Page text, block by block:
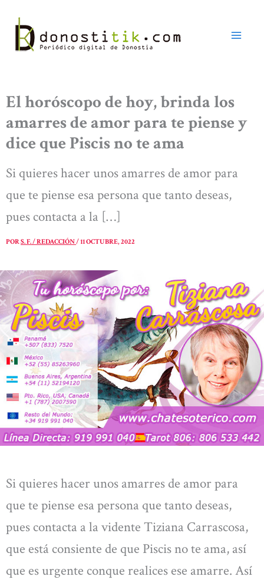
contenido
El horóscopo de hoy, brinda los
amarres de amor para te piense y
dice que Piscis no te ama
Si quieres hacer unos amarres de amor para
que te piense esa persona que tanto deseas,
pues contacta a la […]
PORS. F. / REDACCIÓN/11 OCTUBRE, 2022
Si quieres hacer unos amarres de amor para
que te piense esa persona que tanto deseas,
pues contacta a la vidente Tiziana Carrascosa,
que está consiente de que Piscis no te ama, así
que es urgente conque realices ese amarre. Así